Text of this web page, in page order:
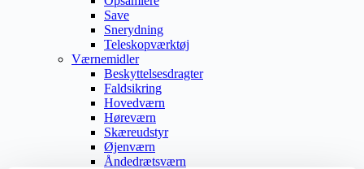
Save
Snerydning
Teleskopværktøj
Værnemidler
Beskyttelsesdragter
Faldsikring
Hovedværn
Høreværn
Skæreudstyr
Øjenværn
Åndedrætsværn